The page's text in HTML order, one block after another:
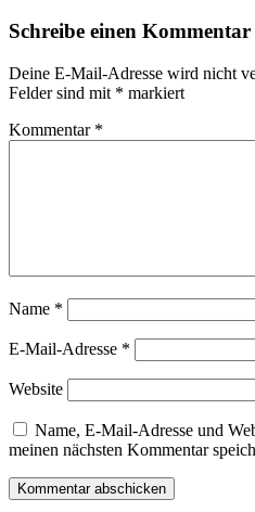
Schreibe einen Kommentar
Deine E-Mail-Adresse wird nicht
Felder sind mit * markiert
Kommentar *
Name *
E-Mail-Adresse *
Website
Name, E-Mail-Adresse und
meinen nächsten Kommentar